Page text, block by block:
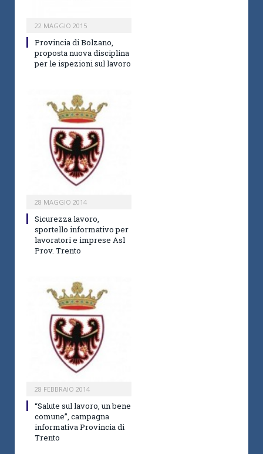
22 MAGGIO 2015
Provincia di Bolzano,
proposta nuova disciplina
per le ispezioni sul lavoro
28 MAGGIO 2014
Sicurezza lavoro,
sportello informativo per
lavoratori e imprese Asl
Prov. Trento
28 FEBBRAIO 2014
“Salute sul lavoro, un bene
comune”, campagna
informativa Provincia di
Trento